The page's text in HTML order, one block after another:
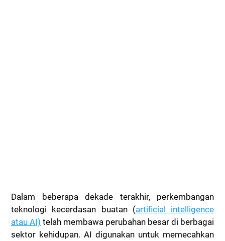
Dalam beberapa dekade terakhir, perkembangan
teknologi kecerdasan buatan (artificial intelligence
atau AI) telah membawa perubahan besar di berbagai
sektor kehidupan. AI digunakan untuk memecahkan